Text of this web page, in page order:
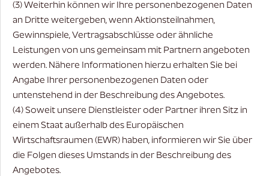
(3) Weiterhin können wir Ihre personenbezogenen Daten
an Dritte weitergeben, wenn Aktionsteilnahmen,
Gewinnspiele, Vertragsabschlüsse oder ähnliche
Leistungen von uns gemeinsam mit Partnern angeboten
werden. Nähere Informationen hierzu erhalten Sie bei
Angabe Ihrer personenbezogenen Daten oder
untenstehend in der Beschreibung des Angebotes.
(4) Soweit unsere Dienstleister oder Partner ihren Sitz in
einem Staat außerhalb des Europäischen
Wirtschaftsraumen (EWR) haben, informieren wir Sie über
die Folgen dieses Umstands in der Beschreibung des
Angebotes.